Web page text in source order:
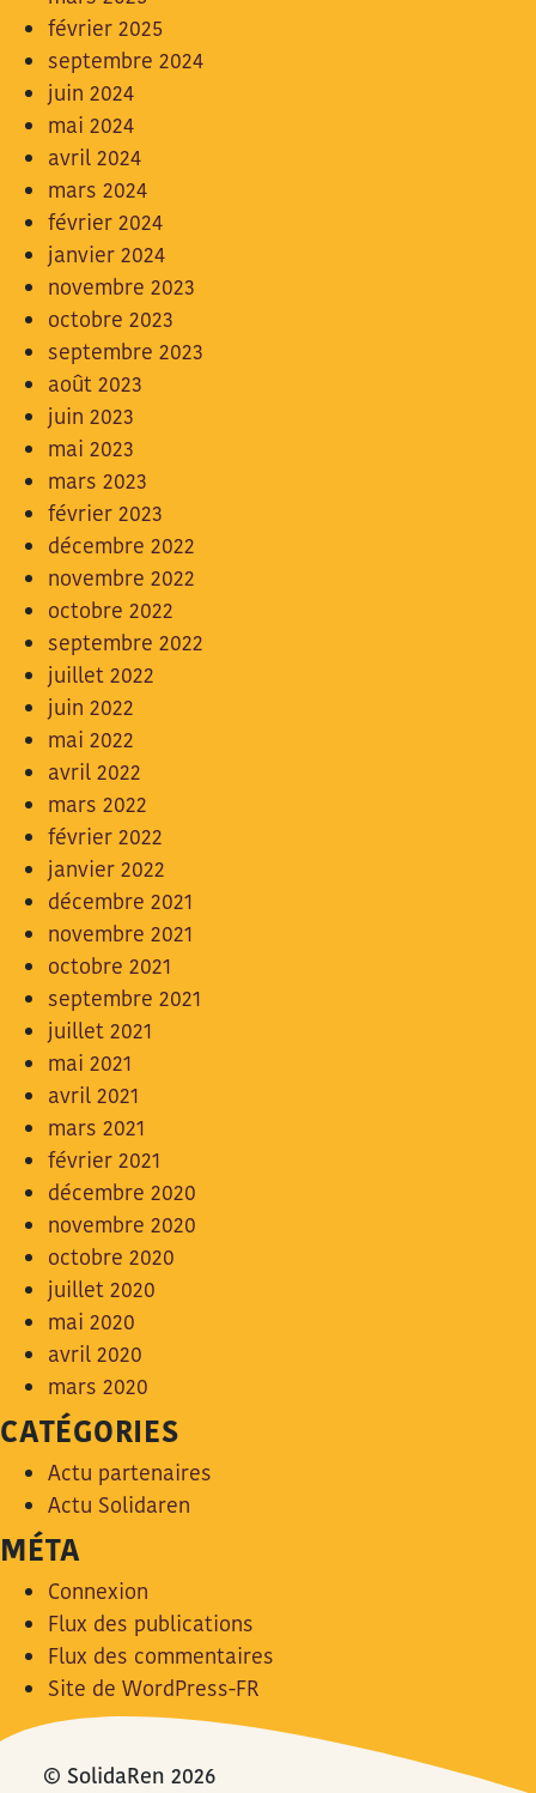
février 2025
septembre 2024
juin 2024
mai 2024
avril 2024
mars 2024
février 2024
janvier 2024
novembre 2023
octobre 2023
septembre 2023
août 2023
juin 2023
mai 2023
mars 2023
février 2023
décembre 2022
novembre 2022
octobre 2022
septembre 2022
juillet 2022
juin 2022
mai 2022
avril 2022
mars 2022
février 2022
janvier 2022
décembre 2021
novembre 2021
octobre 2021
septembre 2021
juillet 2021
mai 2021
avril 2021
mars 2021
février 2021
décembre 2020
novembre 2020
octobre 2020
juillet 2020
mai 2020
avril 2020
mars 2020
CATÉGORIES
Actu partenaires
Actu Solidaren
MÉTA
Connexion
Flux des publications
Flux des commentaires
Site de WordPress-FR
© SolidaRen 2026